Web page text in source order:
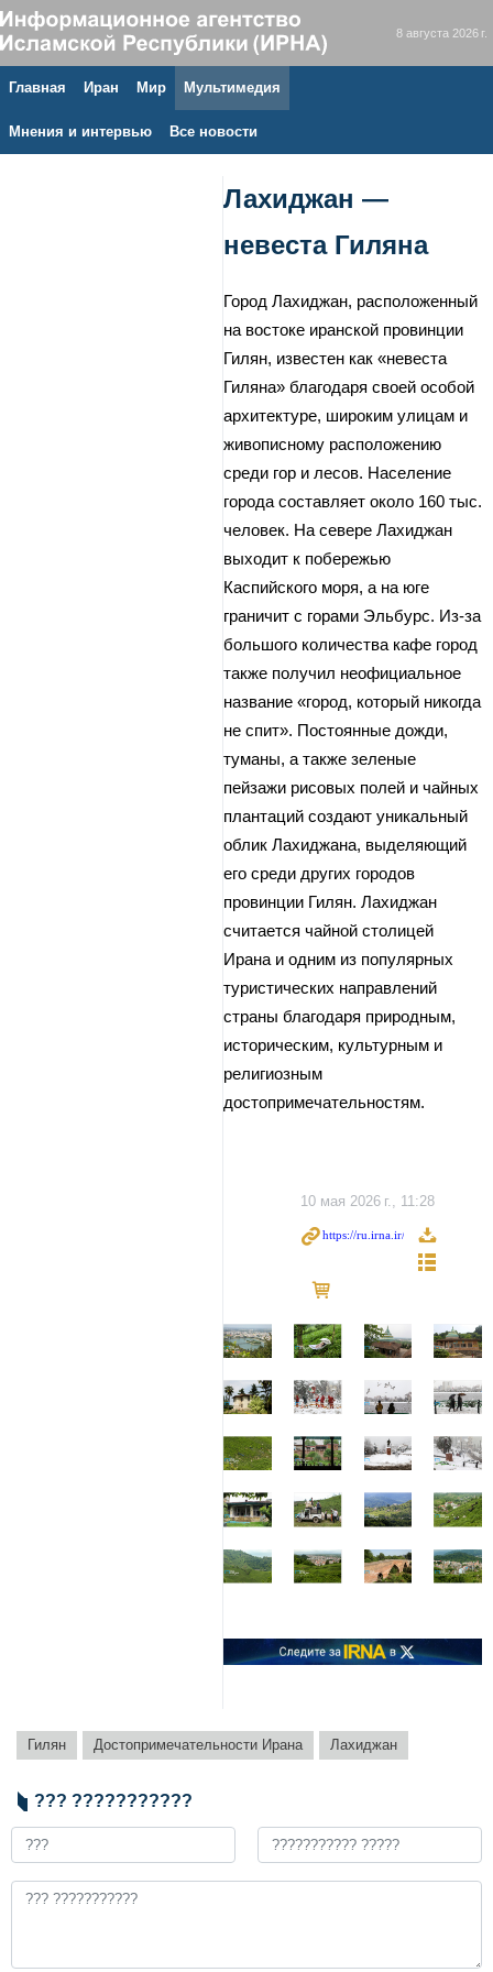
8 августа 2026 г.
Главная Иран Мир Мультимедия
Мнения и интервью Все новости
Лахиджан —
невеста Гиляна
Город Лахиджан, расположенный
на востоке иранской провинции
Гилян, известен как «невеста
Гиляна» благодаря своей особой
архитектуре, широким улицам и
живописному расположению
среди гор и лесов. Население
города составляет около 160 тыс.
человек. На севере Лахиджан
выходит к побережью
Каспийского моря, а на юге
граничит с горами Эльбурс. Из-за
большого количества кафе город
также получил неофициальное
название «город, который никогда
не спит». Постоянные дожди,
туманы, а также зеленые
пейзажи рисовых полей и чайных
плантаций создают уникальный
облик Лахиджана, выделяющий
его среди других городов
провинции Гилян. Лахиджан
считается чайной столицей
Ирана и одним из популярных
туристических направлений
страны благодаря природным,
историческим, культурным и
религиозным
достопримечательностям.
10 мая 2026 г., 11:28
Гилян Достопримечательности Ирана Лахиджан
??? ???????????